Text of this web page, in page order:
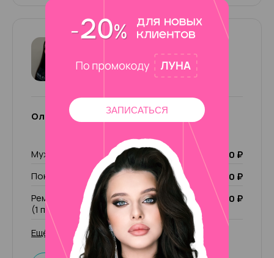
Ольга
4.87 53 отзыва
Ольга
Мужской маникюр
2 500 ₽
Покрытие Лечебный лак
1 000 ₽
Ремонт ногтя (1 пальчик)/ чужой ремонт
(1 пальчик)
200 ₽
Ещё 29 услуг
ЗАПИСАТЬСЯ